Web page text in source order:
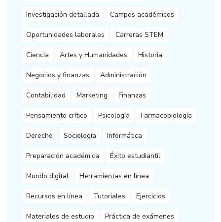
Investigación detallada Campos académicos
Oportunidades laborales Carreras STEM
Ciencia Artes y Humanidades Historia
Negocios y finanzas Administración
Contabilidad Marketing Finanzas
Pensamiento crítico Psicología Farmacobiología
Derecho Sociología Informática
Preparación académica Éxito estudiantil
Mundo digital Herramientas en línea
Recursos en línea Tutoriales Ejercicios
Materiales de estudio Práctica de exámenes